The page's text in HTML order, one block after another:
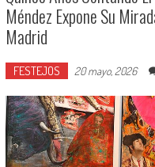
Méndez Expone Su
Madrid
FESTEJOS 20 mayo, 2026